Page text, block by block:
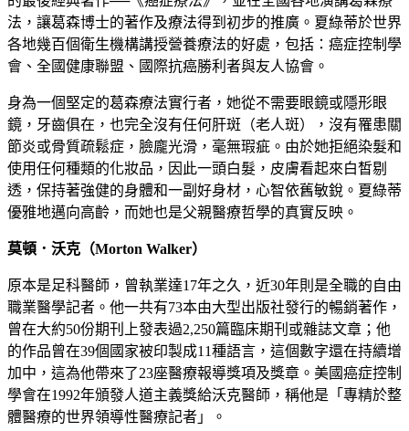
法，讓葛森博士的著作及療法得到初步的推廣。夏綠蒂於世界
各地幾百個衛生機構講授營養療法的好處，包括：癌症控制學
會、全國健康聯盟、國際抗癌勝利者與友人協會。
身為一個堅定的葛森療法實行者，她從不需要眼鏡或隱形眼
鏡，牙齒俱在，也完全沒有任何肝斑（老人斑），沒有罹患關
節炎或骨質疏鬆症，臉龐光滑，毫無瑕疵。由於她拒絕染髮和
使用任何種類的化妝品，因此一頭白髮，皮膚看起來白皙剔
透，保持著強健的身體和一副好身材，心智依舊敏銳。夏綠蒂
優雅地邁向高齡，而她也是父親醫療哲學的真實反映。
莫頓．沃克（Morton Walker）
原本是足科醫師，曾執業達17年之久，近30年則是全職的自由
職業醫學記者。他一共有73本由大型出版社發行的暢銷著作，
曾在大約50份期刊上發表過2,250篇臨床期刊或雜誌文章；他
的作品曾在39個國家被印製成11種語言，這個數字還在持續增
加中，這為他帶來了23座醫療報導獎項及獎章。美國癌症控制
學會在1992年頒發人道主義獎給沃克醫師，稱他是「專精於整
體醫療的世界領導性醫療記者」。